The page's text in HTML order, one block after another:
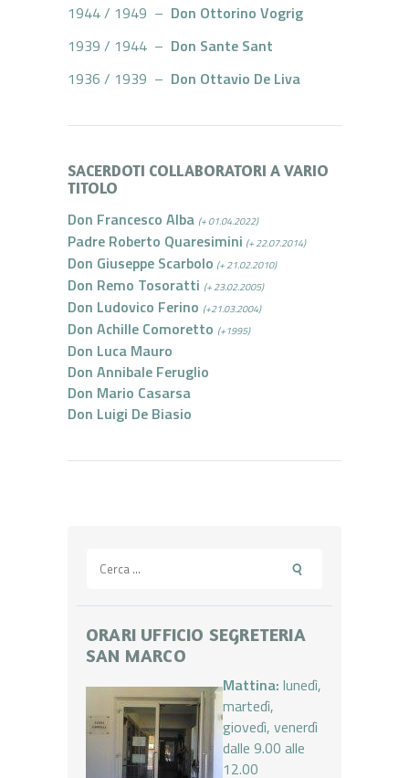
1944 / 1949 – Don Ottorino Vogrig
1939 / 1944 – Don Sante Sant
1936 / 1939 – Don Ottavio De Liva
SACERDOTI COLLABORATORI A VARIO
TITOLO
Don Francesco Alba (+ 01.04.2022)
Padre Roberto Quaresimini (+ 22.07.2014)
Don Giuseppe Scarbolo (+ 21.02.2010)
Don Remo Tosoratti (+ 23.02.2005)
Don Ludovico Ferino (+21.03.2004)
Don Achille Comoretto (+1995)
Don Luca Mauro
Don Annibale Feruglio
Don Mario Casarsa
Don Luigi De Biasio
per:
ORARI UFFICIO SEGRETERIA
SAN MARCO
Mattina: lunedì,
martedì,
giovedì, venerdì
dalle 9.00 alle
12.00